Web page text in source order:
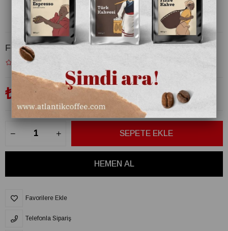
Fo Karamel Şurup 700 ml
₺450,00
Favorilere Ekle
Telefonla Sipariş